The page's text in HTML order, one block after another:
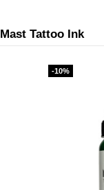
Mast Tattoo Ink
-10%